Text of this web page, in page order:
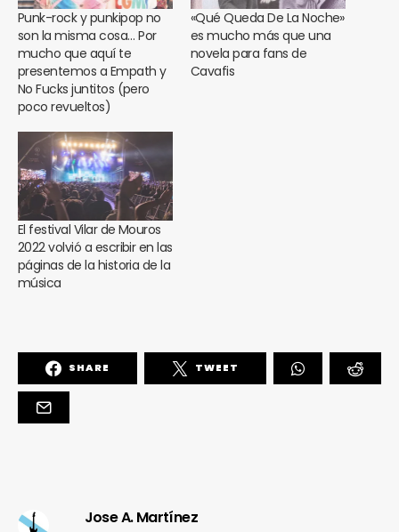
Punk-rock y punkipop no
son la misma cosa… Por
mucho que aquí te
presentemos a Empath y
No Fucks juntitos (pero
poco revueltos)
«Qué Queda De La Noche»
es mucho más que una
novela para fans de
Cavafis
El festival Vilar de Mouros
2022 volvió a escribir en las
páginas de la historia de la
música
SHARE TWEET
Jose A. Martínez